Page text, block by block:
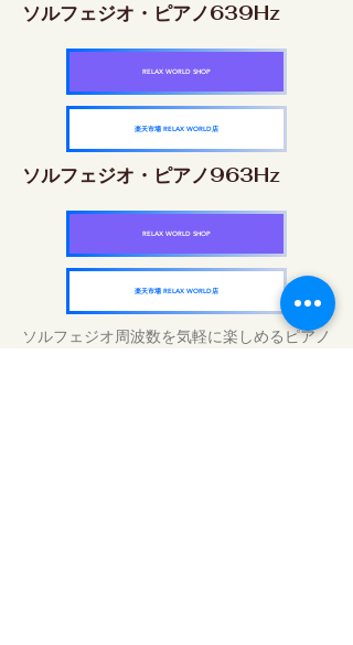
ソルフェジオ・ピアノ639Hz
RELAX WORLD SHOP
楽天市場 RELAX WORLD店
ソルフェジオ・ピアノ963Hz
RELAX WORLD SHOP
楽天市場 RELAX WORLD店
ソルフェジオ周波数を気軽に楽しめるピアノ